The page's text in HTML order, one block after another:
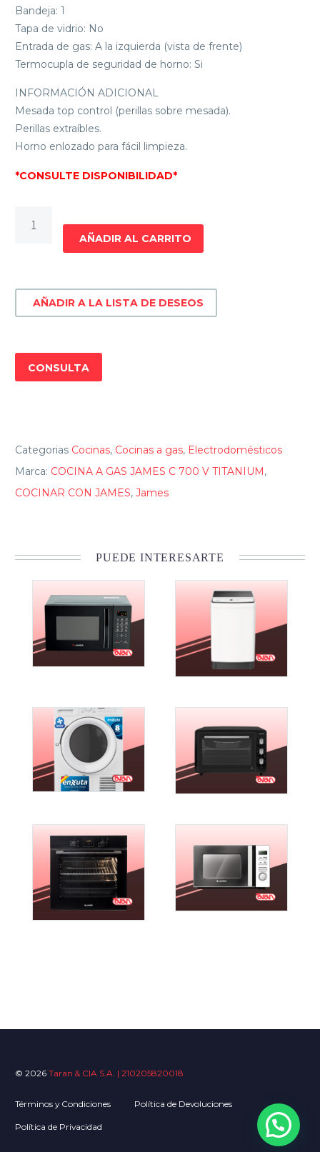
Bandeja: 1
Tapa de vidrio: No
Entrada de gas: A la izquierda (vista de frente)
Termocupla de seguridad de horno: Si
INFORMACIÓN ADICIONAL
Mesada top control (perillas sobre mesada).
Perillas extraíbles.
Horno enlozado para fácil limpieza.
*CONSULTE DISPONIBILIDAD*
C
700
V
cantidad
AÑADIR AL CARRITO
AÑADIR A LA LISTA DE DESEOS
CONSULTA
Categorias Cocinas, Cocinas a gas, Electrodomésticos
Marca: COCINA A GAS JAMES C 700 V TITANIUM,
COCINAR CON JAMES, James
PUEDE INTERESARTE
© 2026 Taran & CIA S.A. | 210205820018
Términos y Condiciones Política de Devoluciones
Política de Privacidad